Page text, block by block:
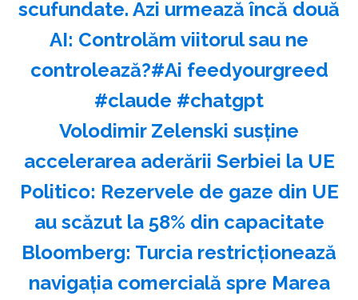
scufundate. Azi urmează încă două
AI: Controlăm viitorul sau ne
controlează?#Ai feedyourgreed
#claude #chatgpt
Volodimir Zelenski susţine
accelerarea aderării Serbiei la UE
Politico: Rezervele de gaze din UE
au scăzut la 58% din capacitate
Bloomberg: Turcia restricţionează
navigaţia comercială spre Marea